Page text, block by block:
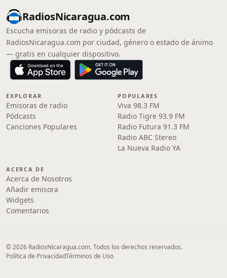
RadiosNicaragua.com
Escucha emisoras de radio y pódcasts de
RadiosNicaragua.com por ciudad, género o estado de ánimo
— gratis en cualquier dispositivo.
EXPLORAR
Emisoras de radio
Pódcasts
Canciones Populares
POPULARES
Viva 98.3 FM
Radio Tigre 93.9 FM
Radio Futura 91.3 FM
Radio ABC Stereo
La Nueva Radio YA
ACERCA DE
Acerca de Nosotros
Añadir emisora
Widgets
Comentarios
© 2026 RadiosNicaragua.com. Todos los derechos reservados.
Política de PrivacidadTérminos de Uso